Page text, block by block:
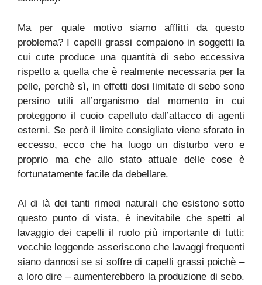
Ma per quale motivo siamo afflitti da questo
problema? I capelli grassi compaiono in soggetti la
cui cute produce una quantità di sebo eccessiva
rispetto a quella che è realmente necessaria per la
pelle, perchè sì, in effetti dosi limitate di sebo sono
persino utili all’organismo dal momento in cui
proteggono il cuoio capelluto dall’attacco di agenti
esterni. Se però il limite consigliato viene sforato in
eccesso, ecco che ha luogo un disturbo vero e
proprio ma che allo stato attuale delle cose è
fortunatamente facile da debellare.
Al di là dei tanti rimedi naturali che esistono sotto
questo punto di vista, è inevitabile che spetti al
lavaggio dei capelli il ruolo più importante di tutti:
vecchie leggende asseriscono che lavaggi frequenti
siano dannosi se si soffre di capelli grassi poichè –
a loro dire – aumenterebbero la produzione di sebo.